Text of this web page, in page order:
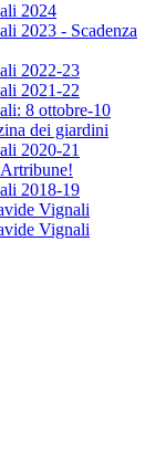
2024
2023 - Scadenza
2022-23
2021-22
8 ottobre-10
dei giardini
2020-21
2018-19
Vignali
Vignali